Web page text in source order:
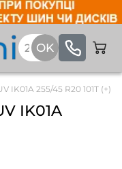
IK01A 255/45 R20 101T (+)
IK01A